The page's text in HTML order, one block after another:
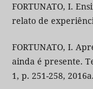
FORTUNATO, I.
relato de
FORTUNATO, I.
ainda é presente.
1, p. 251-258, 2016a.